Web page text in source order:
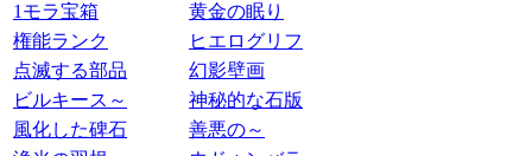
1モラ宝箱
黄金の眠り
権能ランク
ヒエログリフ
点滅する部品
幻影壁画
ビルキース～
神秘的な石版
風化した碑石
善悪の～